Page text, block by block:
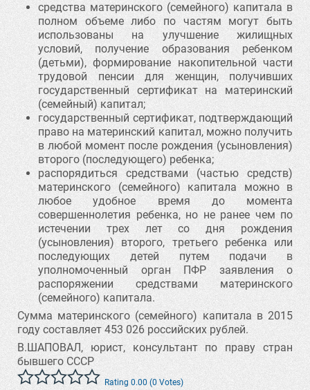
средства материнского (семейного) капитала в
полном объеме либо по частям могут быть
использованы на улучшение жилищных
условий, получение образования ребенком
(детьми), формирование накопительной части
трудовой пенсии для женщин, получивших
государственный сертификат на материнский
(семейный) капитал;
государственный сертификат, подтверждающий
право на материнский капитал, можно получить
в любой момент после рождения (усыновления)
второго (последующего) ребенка;
распорядиться средствами (частью средств)
материнского (семейного) капитала можно в
любое удобное время до момента
совершеннолетия ребенка, но не ранее чем по
истечении трех лет со дня рождения
(усыновления) второго, третьего ребенка или
последующих детей путем подачи в
уполномоченный орган ПФР заявления о
распоряжении средствами материнского
(семейного) капитала.
Сумма материнского (семейного) капитала в 2015
году составляет 453 026 российских рублей.
В.ШАПОВАЛ, юрист, консультант по праву стран
бывшего СССР
Rating 0.00 (0 Votes)